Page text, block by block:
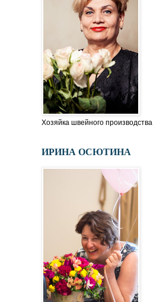
Хозяйка швейного производства
ИРИНА ОСЮТИНА